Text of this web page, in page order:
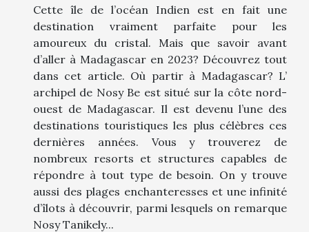
Cette île de l’océan Indien est en fait une
destination vraiment parfaite pour les
amoureux du cristal. Mais que savoir avant
d’aller à Madagascar en 2023? Découvrez tout
dans cet article. Où partir à Madagascar? L’
archipel de Nosy Be est situé sur la côte nord-
ouest de Madagascar. Il est devenu l’une des
destinations touristiques les plus célèbres ces
dernières années. Vous y trouverez de
nombreux resorts et structures capables de
répondre à tout type de besoin. On y trouve
aussi des plages enchanteresses et une infinité
d’îlots à découvrir, parmi lesquels on remarque
Nosy Tanikely...